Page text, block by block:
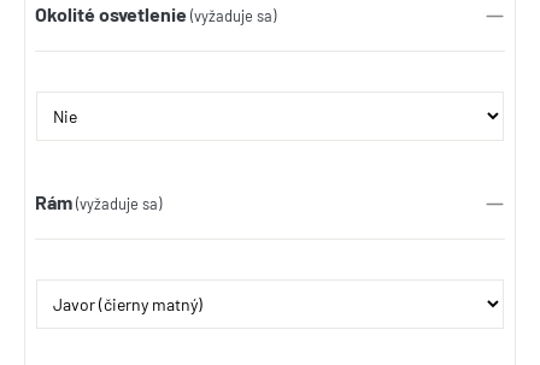
Okolité osvetlenie (vyžaduje sa)
Rám(vyžaduje sa)